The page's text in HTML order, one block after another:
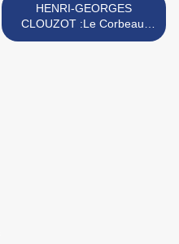
HENRI-GEORGES
CLOUZOT :Le Corbeau,
Les Diaboliques, Le Salaire